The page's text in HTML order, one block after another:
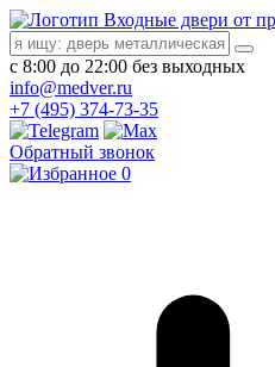
Входные двери от
с 8:00 до 22:00 без выходных
info@medver.ru
+7 (495) 374-73-35
Обратный звонок
0